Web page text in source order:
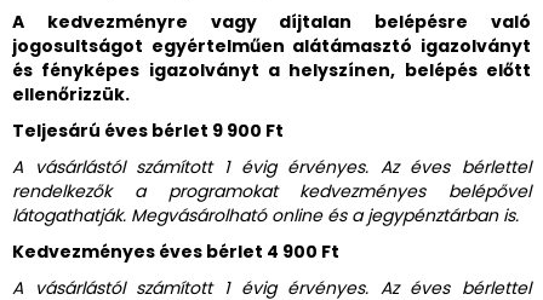
A kedvezményre vagy díjtalan belépésre való
jogosultságot egyértelműen alátámasztó igazolványt
és fényképes igazolványt a helyszínen, belépés előtt
ellenőrizzük.
Teljesárú éves bérlet 9 900 Ft
A vásárlástól számított 1 évig érvényes. Az éves bérlettel
rendelkezők a programokat kedvezményes belépővel
látogathatják. Megvásárolható online és a jegypénztárban is.
Kedvezményes éves bérlet 4 900 Ft
A vásárlástól számított 1 évig érvényes. Az éves bérlettel